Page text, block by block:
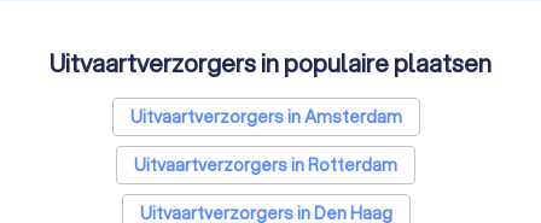
Uitvaartverzorgers in populaire plaatsen
Uitvaartverzorgers in Amsterdam
Uitvaartverzorgers in Rotterdam
Uitvaartverzorgers in Den Haag